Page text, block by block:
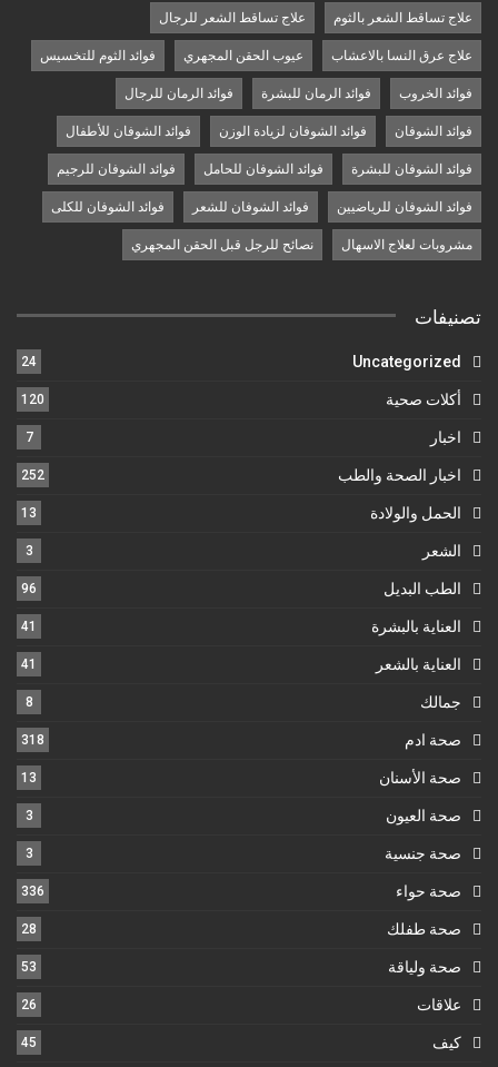
علاج تساقط الشعر بالثوم علاج تساقط الشعر للرجال
علاج عرق النسا بالاعشاب عيوب الحقن المجهري فوائد الثوم للتخسيس
فوائد الخروب فوائد الرمان للبشرة فوائد الرمان للرجال
فوائد الشوفان فوائد الشوفان لزيادة الوزن فوائد الشوفان للأطفال
فوائد الشوفان للبشرة فوائد الشوفان للحامل فوائد الشوفان للرجيم
فوائد الشوفان للرياضيين فوائد الشوفان للشعر فوائد الشوفان للكلى
مشروبات لعلاج الاسهال نصائح للرجل قبل الحقن المجهري
تصنيفات
Uncategorized
24
أكلات صحية 120
اخبار 7
اخبار الصحة والطب 252
الحمل والولادة 13
الشعر 3
الطب البديل 96
العناية بالبشرة 41
العناية بالشعر 41
جمالك 8
صحة ادم 318
صحة الأسنان 13
صحة العيون 3
صحة جنسية 3
صحة حواء 336
صحة طفلك 28
صحة ولياقة 53
علاقات 26
كيف 45